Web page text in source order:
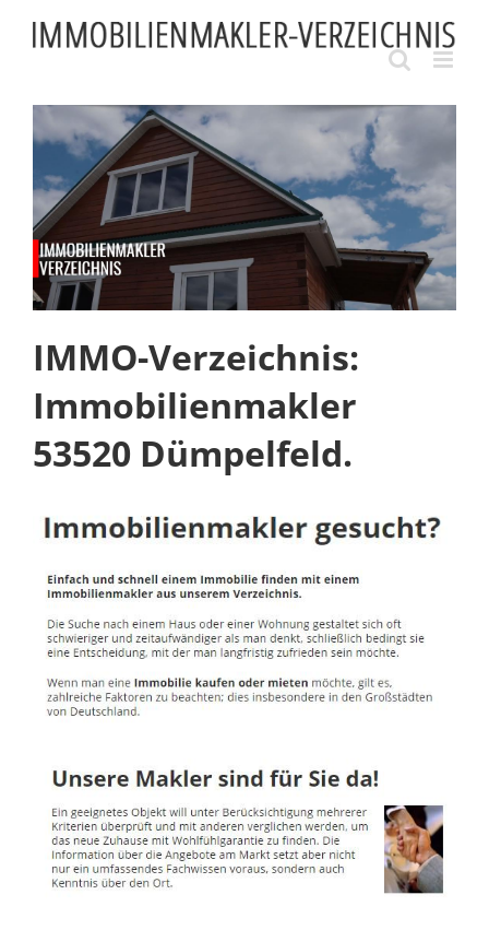
content
IMMO-Verzeichnis:
Immobilienmakler
53520 Dümpelfeld.